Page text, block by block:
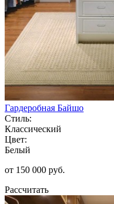
Гардеробная Байшо
Стиль:
Классический
Цвет:
Белый
от 150 000 руб.
Рассчитать